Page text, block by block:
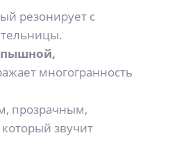
резонирует с
пышной,
многогранность
прозрачным,
звучит